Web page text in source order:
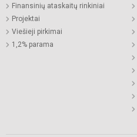
Finansinių ataskaitų rinkiniai
Projektai
Viešieji pirkimai
1,2% parama